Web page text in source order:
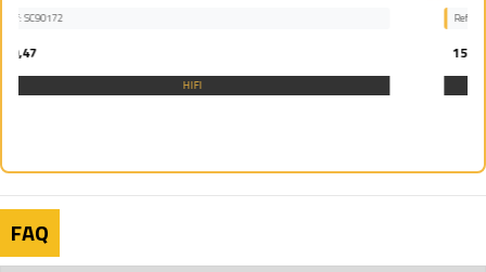
Ref: SN40679
FAQ